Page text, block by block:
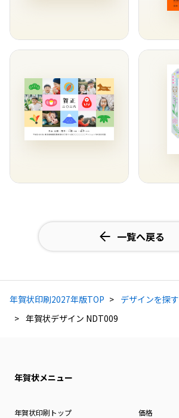
一覧へ戻る
年賀状印刷2027年版TOP
デザインを探す
年賀状デザイン NDT009
年賀状メニュー
年賀状印刷トップ 価格